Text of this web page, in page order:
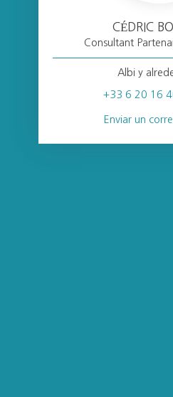
CÉDRIC
Consultant
Albi y
+33 6 20 16
Enviar un